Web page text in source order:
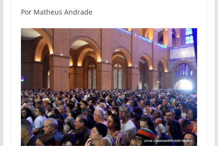
Por Matheus Andrade